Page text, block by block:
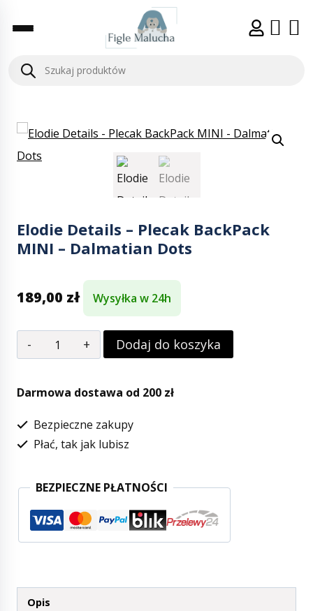
Elodie Details – Plecak BackPack
MINI – Dalmatian Dots
189,00 zł Wysyłka w 24h
Dodaj do koszyka
Darmowa dostawa od 200 zł
Bezpieczne zakupy
Płać, tak jak lubisz
BEZPIECZNE PŁATNOŚCI
Opis